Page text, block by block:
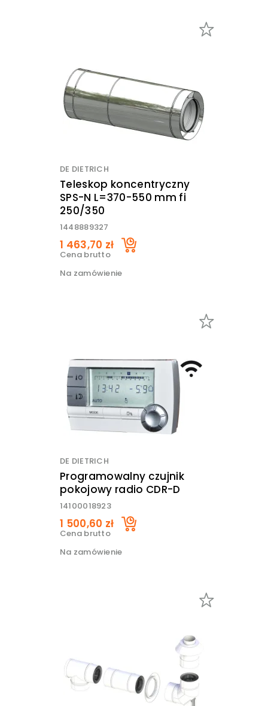
DE DIETRICH
Teleskop koncentryczny
SPS-N L=370-550 mm fi
250/350
1448889327
1 463,70 zł
Cena brutto
Na zamówienie
DE DIETRICH
Programowalny czujnik
pokojowy radio CDR-D
14100018923
1 500,60 zł
Cena brutto
Na zamówienie